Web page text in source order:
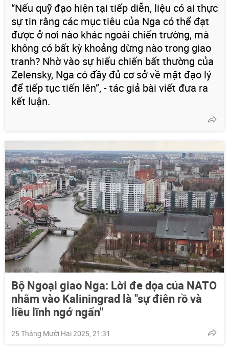
“Nếu quỹ đạo hiện tại tiếp diễn, liệu có ai thực
sự tin rằng các mục tiêu của Nga có thể đạt
được ở nơi nào khác ngoài chiến trường, mà
không có bất kỳ khoảng dừng nào trong giao
tranh? Nhờ vào sự hiếu chiến bất thường của
Zelensky, Nga có đầy đủ cơ sở về mặt đạo lý
để tiếp tục tiến lên”, - tác giả bài viết đưa ra
kết luận.
Bộ Ngoại giao Nga: Lời đe dọa của NATO
nhằm vào Kaliningrad là "sự điên rồ và
liều lĩnh ngớ ngẩn"
25 Tháng Mười Hai 2025, 21:31